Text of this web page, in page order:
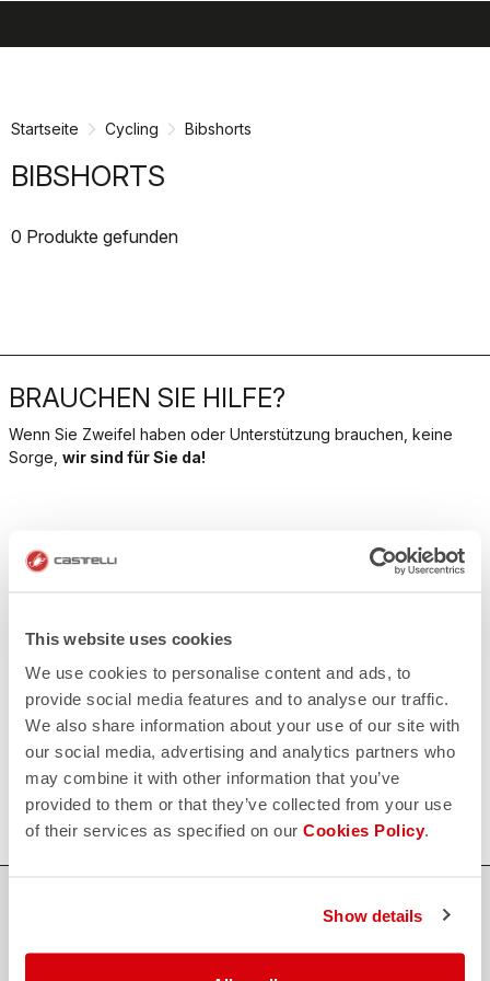
This website uses cookies
We use cookies to personalise content and ads, to
provide social media features and to analyse our traffic.
We also share information about your use of our site with
our social media, advertising and analytics partners who
may combine it with other information that you’ve
provided to them or that they’ve collected from your use
of their services as specified on our Cookies Policy.
Show details
Startseite Cycling Bibshorts
BIBSHORTS
0 Produkte gefunden
BRAUCHEN SIE HILFE?
Wenn Sie Zweifel haben oder Unterstützung brauchen, keine
Sorge, wir sind für Sie da!
email
KONTAKT
Haben Sie eine Frage an uns?
replay
RÜCKSENDUNGEN UND ERSTATTUNGEN
Rückgabe der Bestellung garantiert
Entdecken Sie die Rückgabebedingungen
quiz
FAQ
Haben Sie noch weitere Fragen?
Kein Problem, wir haben alle Antworten!
Klicken Sie hier.